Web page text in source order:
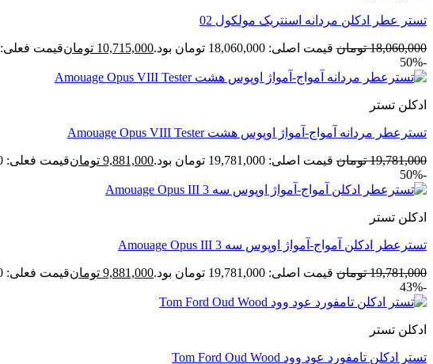
تستر عطر ادکلن مردانه اسنتریک مولکول 02
18,060,000 تومان قیمت اصلی: 18,060,000 تومان بود. 10,715,000 تومانقیمت فعلی: 10,715,000 تومان.
-50%
ادکلن تستر
تسترعطر مردانه آمواج-آمواژ اوپوس هشت Amouage Opus VIII Tester
19,781,000 تومان قیمت اصلی: 19,781,000 تومان بود. 9,881,000 تومانقیمت فعلی: 9,881,000 تومان.
-50%
ادکلن تستر
تسترعطر ادکلن آمواج-آمواژ اوپوس سه 3 Amouage Opus III
19,781,000 تومان قیمت اصلی: 19,781,000 تومان بود. 9,881,000 تومانقیمت فعلی: 9,881,000 تومان.
-43%
ادکلن تستر
تستر ادکلن تامفورد عود وود Tom Ford Oud Wood